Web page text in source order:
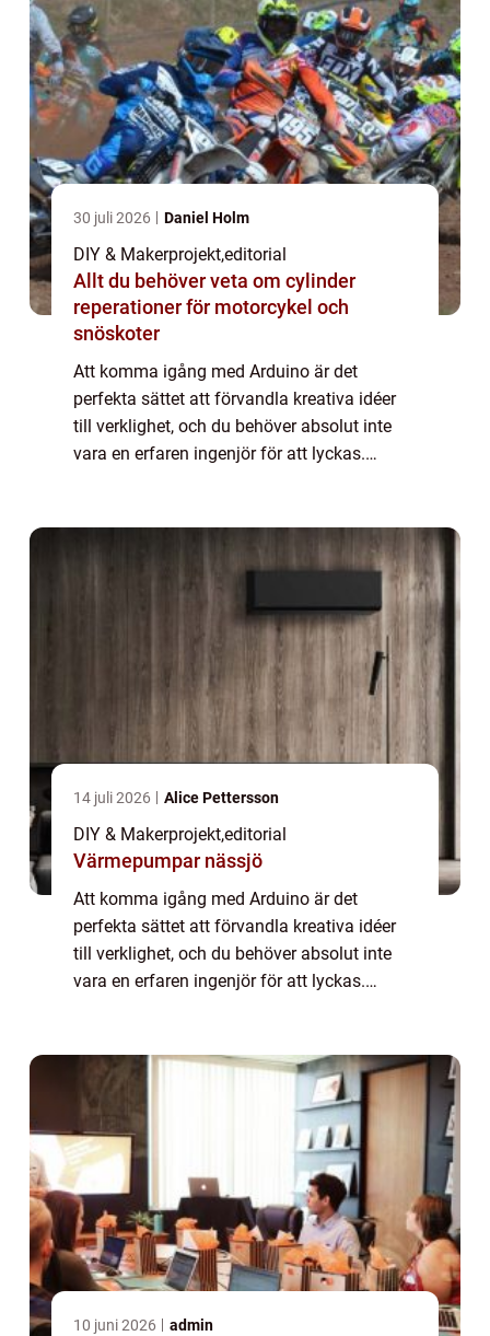
30 juli 2026 Daniel Holm
DIY & Makerprojekt,editorial
Allt du behöver veta om cylinder
reperationer för motorcykel och
snöskoter
Att komma igång med Arduino är det
perfekta sättet att förvandla kreativa idéer
till verklighet, och du behöver absolut inte
vara en erfaren ingenjör för att lyckas.
14 juli 2026 Alice Pettersson
DIY & Makerprojekt,editorial
Värmepumpar nässjö
Att komma igång med Arduino är det
perfekta sättet att förvandla kreativa idéer
till verklighet, och du behöver absolut inte
vara en erfaren ingenjör för att lyckas.
10 juni 2026 admin